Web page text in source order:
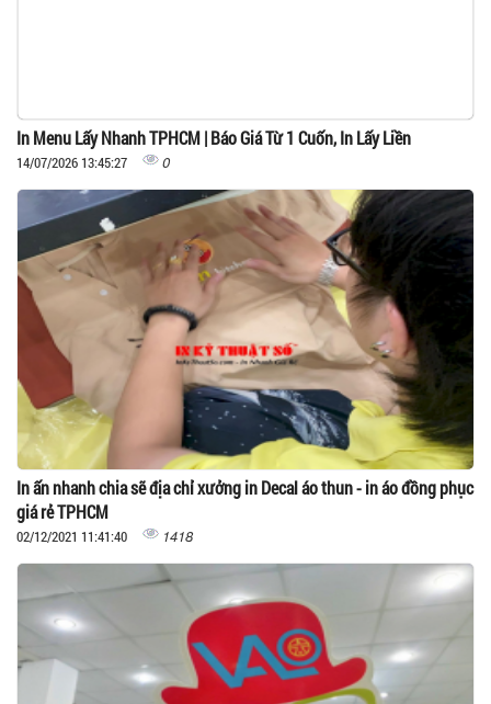
In Menu Lấy Nhanh TPHCM | Báo Giá Từ 1 Cuốn, In Lấy Liền
14/07/2026 13:45:27 0
In ấn nhanh chia sẽ địa chỉ xưởng in Decal áo thun - in áo đồng phục
giá rẻ TPHCM
02/12/2021 11:41:40 1418